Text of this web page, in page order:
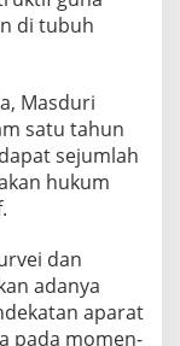
di tubuh
Masduri
satu tahun
sejumlah
hukum
dan
adanya
aparat
pada momen-